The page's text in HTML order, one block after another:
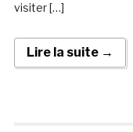
visiter […]
Lire la suite →